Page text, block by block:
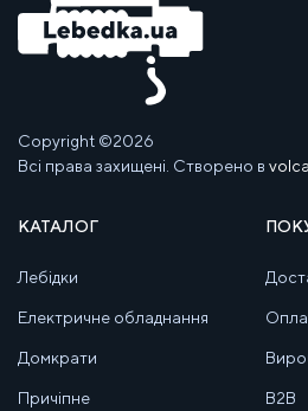
Copyright ©2026
Всі права захищені. Створено в
КАТАЛОГ
Лебідки
Електричне обладнання
Домкрати
Причіпне B2B